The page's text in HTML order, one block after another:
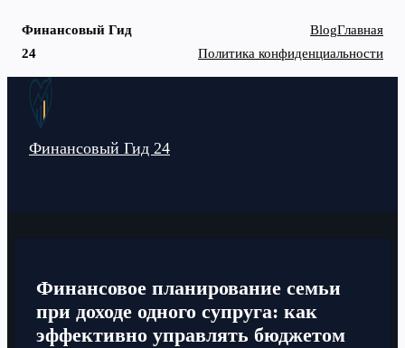
Финансовый Гид
24
BlogГлавная
Политика конфиденциальности
Перейти
Финансовый Гид 24
Финансовое планирование семьи
при доходе одного супруга: как
эффективно управлять бюджетом